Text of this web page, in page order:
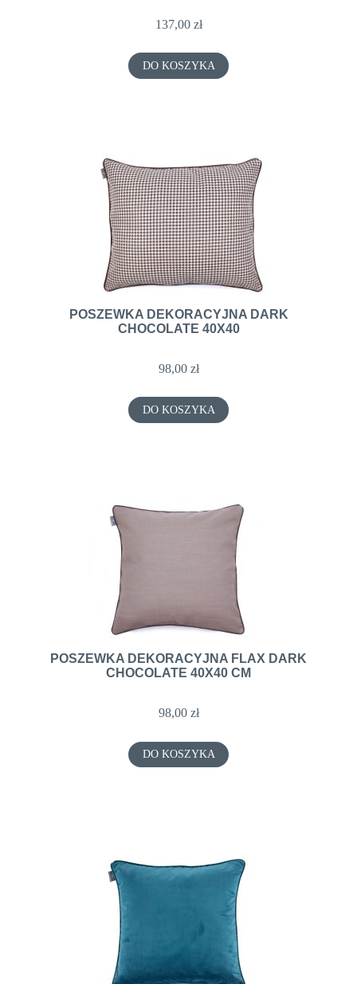
137,00 zł
DO KOSZYKA
POSZEWKA DEKORACYJNA DARK
CHOCOLATE 40X40
98,00 zł
DO KOSZYKA
POSZEWKA DEKORACYJNA FLAX DARK
CHOCOLATE 40X40 CM
98,00 zł
DO KOSZYKA